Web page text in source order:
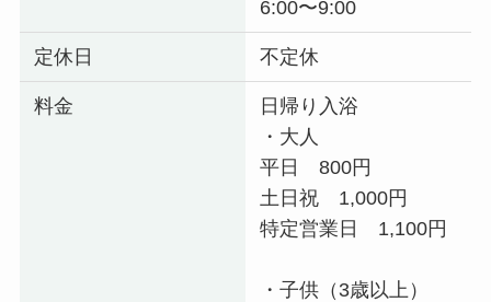
6:00〜9:00
定休日 不定休
料金
日帰り入浴
・大人
平日 800円
土日祝 1,000円
特定営業日 1,100円
・子供（3歳以上）